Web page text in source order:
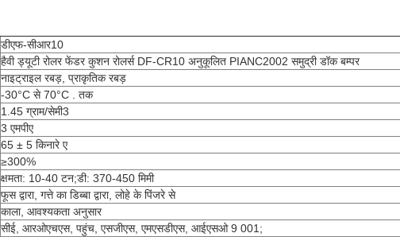
डीएफ-सीआर10
हैवी ड्यूटी रोलर फेंडर कुशन रोलर्स DF-CR10 अनुकूलित PIANC2002 समुद्री डॉक बम्पर
नाइट्राइल रबड़, प्राकृतिक रबड़
-30°C से 70°C . तक
1.45 ग्राम/सेमी3
3 एमपीए
65 ± 5 किनारे ए
≥300%
क्षमता: 10-40 टन;डी: 370-450 मिमी
फूस द्वारा, गत्ते का डिब्बा द्वारा, लोहे के पिंजरे से
काला, आवश्यकता अनुसार
सीई, आरओएचएस, पहुंच, एसजीएस, एमएसडीएस, आईएसओ 9 001;